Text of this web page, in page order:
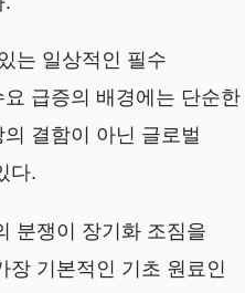
는 일상적인 필수
급증의 배경에는 단순한
결함이 아닌 글로벌
다.
분쟁이 장기화 조짐을
장 기본적인 기초 원료인